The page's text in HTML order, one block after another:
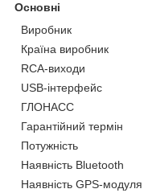
Основні
Виробник
Країна виробник
RCA-виходи
USB-інтерфейс
ГЛОНАСС
Гарантійний термін
Потужність
Наявність Bluetooth
Наявність GPS-модуля